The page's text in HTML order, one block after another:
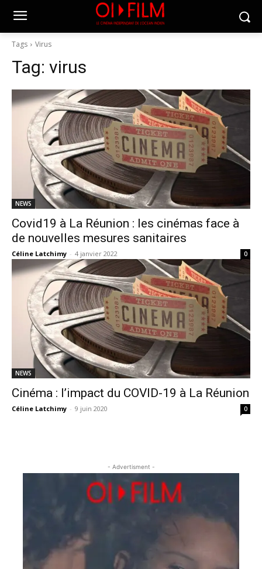
Tags Virus
Tag: virus
NEWS
Covid19 à La Réunion : les cinémas face à
de nouvelles mesures sanitaires
Céline Latchimy - 4 janvier 2022 0
NEWS
Cinéma : l’impact du COVID-19 à La Réunion
Céline Latchimy - 9 juin 2020 0
- Advertisment -